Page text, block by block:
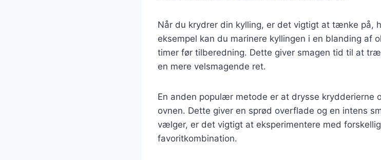
Når du krydrer din kylling, er det vigtigt at tænke på,
eksempel kan du marinere kyllingen i en blanding af
timer før tilberedning. Dette giver smagen tid til at
en mere velsmagende ret.
En anden populær metode er at drysse krydderierne
ovnen. Dette giver en sprød overflade og en intens
vælger, er det vigtigt at eksperimentere med
favoritkombination.